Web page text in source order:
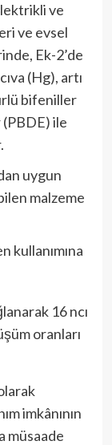
ve
ve evsel
Ek-2’de
(Hg), artı
bifeniller
ile
uygun
malzeme
kullanımına
16 ncı
oranları
imkânının
müsaade